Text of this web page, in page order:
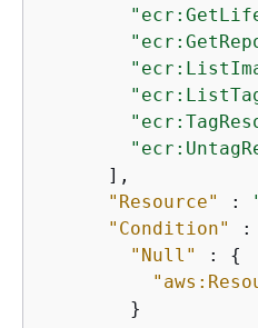
      ],
"Resource"
:
"Condition"
:
"Null"
: {
        }